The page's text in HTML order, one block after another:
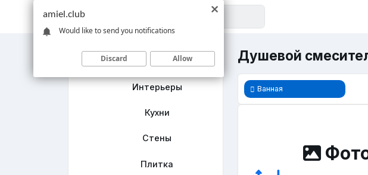
Главная
Интерьеры
Кухни
Стены
Плитка
Душевой
Ванная
amiel.club
Would like to send you notifications
Discard Allow